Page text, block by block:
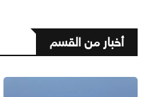
أخبار من القسم